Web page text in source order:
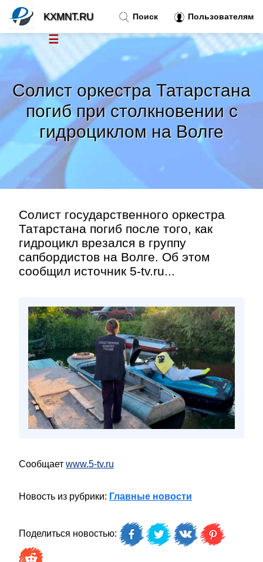
Солист оркестра Татарстана
погиб при столкновении с
гидроциклом на Волге
Солист государственного оркестра
Татарстана погиб после того, как
гидроцикл врезался в группу
сапбордистов на Волге. Об этом
сообщил источник 5-tv.ru...
Сообщает www.5-tv.ru
Новость из рубрики: Главные новости
Поделиться новостью:
Поиск Пользователям
KXMNT.RU
☰
Новости
Тренды новостей »
Рубрики»
Правила »